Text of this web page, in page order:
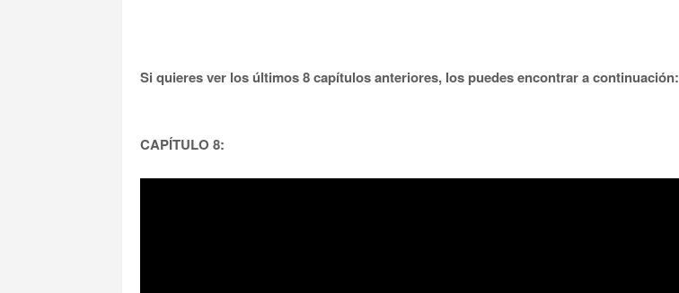
Si quieres ver los últimos 8 capítulos anteriores, los puedes encontrar a continuación:
CAPÍTULO 8: